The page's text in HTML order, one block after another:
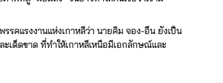
รคแรงงานแห่งเกาหลีว่า นายคิม จอง-อึน ยังเป็น
ะเด็ดขาด ที่ทำให้เกาหลีเหนือมีเอกลักษณ์และ